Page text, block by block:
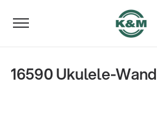
16590 Ukulele-